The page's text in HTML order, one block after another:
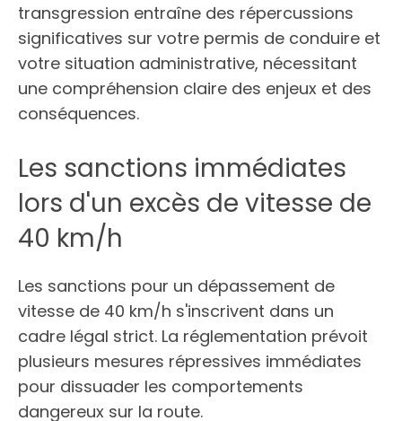
transgression entraîne des répercussions
significatives sur votre permis de conduire et
votre situation administrative, nécessitant
une compréhension claire des enjeux et des
conséquences.
Les sanctions immédiates
lors d'un excès de vitesse de
40 km/h
Les sanctions pour un dépassement de
vitesse de 40 km/h s'inscrivent dans un
cadre légal strict. La réglementation prévoit
plusieurs mesures répressives immédiates
pour dissuader les comportements
dangereux sur la route.